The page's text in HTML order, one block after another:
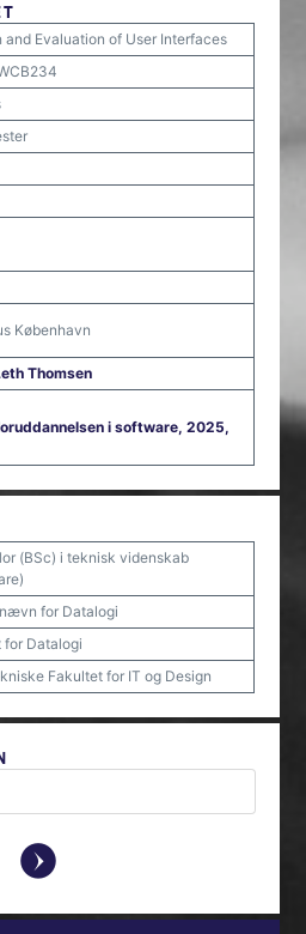
and Evaluation of User Interfaces
København
Thomsen
i software, 2025,
(BSc) i teknisk videnskab
for Datalogi
for Datalogi
Fakultet for IT og Design
y